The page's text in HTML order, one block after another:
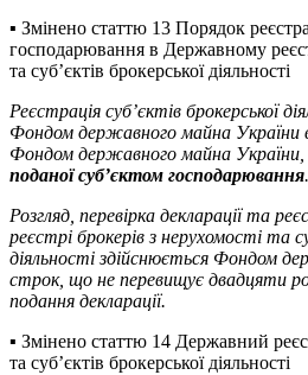
▪️ Змінено статтю 13 Порядок
господарювання в Державному
та суб’єктів брокерської діяльності
Реєстрація суб’єктів брокерської
Фондом державного майна України
Фондом державного майна України,
поданої суб’єктом господарювання.
Розгляд, перевірка декларації та
реєстрі брокерів з нерухомості та
діяльності здійснюється Фондом
строк, що не перевищує двадцяти
подання декларації.
▪️ Змінено статтю 14 Державний
та суб’єктів брокерської діяльності